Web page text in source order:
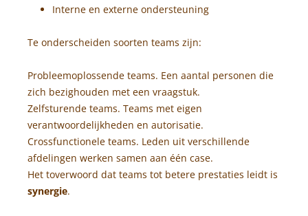
Interne en externe ondersteuning
Te onderscheiden soorten teams zijn:
Probleemoplossende teams. Een aantal personen die
zich bezighouden met een vraagstuk.
Zelfsturende teams. Teams met eigen
verantwoordelijkheden en autorisatie.
Crossfunctionele teams. Leden uit verschillende
afdelingen werken samen aan één case.
Het toverwoord dat teams tot betere prestaties leidt is
synergie.